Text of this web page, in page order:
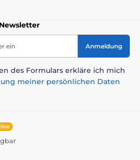
ein Anmeldung
des Formulars erkläre ich mich
meiner persönlichen Daten